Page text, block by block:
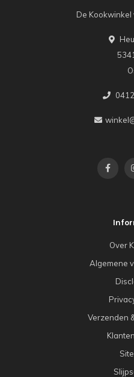
De
Over
Algemene
Verzenden